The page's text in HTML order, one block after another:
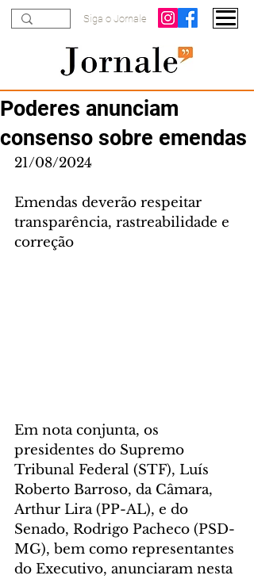
Siga o Jornale
Poderes anunciam
consenso sobre emendas
21/08/2024
Emendas deverão respeitar
transparência, rastreabilidade e
correção
Em nota conjunta, os
presidentes do Supremo
Tribunal Federal (STF), Luís
Roberto Barroso, da Câmara,
Arthur Lira (PP-AL), e do
Senado, Rodrigo Pacheco (PSD-
MG), bem como representantes
do Executivo, anunciaram nesta